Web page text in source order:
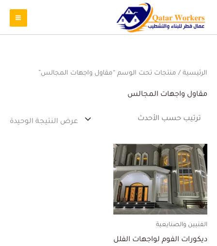
الرئيسية / منتجات تحت الوسم “مقاول واجهات المجالس”
مقاول واجهات المجالس
عرض النتيجة الوحيدة
الفنيين والصنايعية
ديكورات الفوم لواجهات الفلل